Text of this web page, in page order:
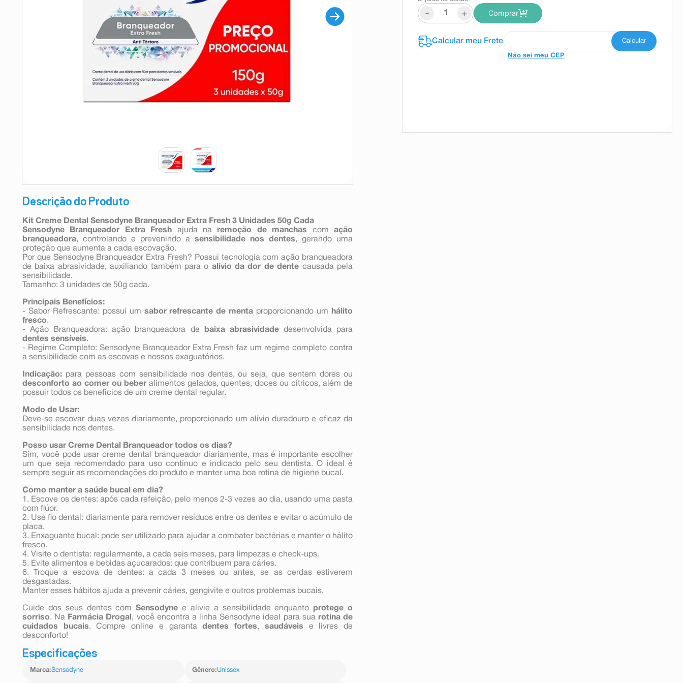
Descrição do Produto
Kit Creme Dental Sensodyne Branqueador Extra Fresh 3 Unidades 50g Cada
Sensodyne Branqueador Extra Fresh ajuda na remoção de manchas comação
branqueadora, controlando e prevenindo a sensibilidade nos dentes, gerando uma
proteção que aumenta a cada escovação.
Por que Sensodyne Branqueador Extra Fresh? Possui tecnologia com ação branqueadora
de baixa abrasividade, auxiliando também para o alívio da dor de dente causada pela
sensibilidade.
Tamanho: 3 unidades de 50g cada.
Principais Benefícios:
- Sabor Refrescante: possui um sabor refrescante de menta proporcionando um
hálito
fresco.
- Ação Branqueadora: ação branqueadora de
baixa abrasividadedesenvolvida para
dentes sensíveis.
- Regime Completo: Sensodyne Branqueador Extra Fresh faz um regime completo contra
a sensibilidade com as escovas e nossos exaguatórios.
Indicação: para pessoas com sensibilidade nos dentes, ou seja, que sentem dores ou
desconforto ao comer ou beberalimentos gelados, quentes, doces ou cítricos, além de
possuir todos os benefícios de um creme dental regular.
Modo de Usar:
Deve-se escovar duas vezes diariamente, proporcionado um alívio duradouro e eficaz da
sensibilidade nos dentes.
Posso usar Creme Dental Branqueador todos os dias?
Sim, você pode usar creme dental branqueador diariamente, mas é importante escolher
um que seja recomendado para uso contínuo e indicado pelo seu dentista. O ideal é
sempre seguir as recomendações do produto e manter uma boa rotina de higiene bucal.
Como manter a saúde bucal em dia?
1. Escove os dentes: após cada refeição, pelo menos 2-3 vezes ao dia, usando uma pasta
com flúor.
2. Use fio dental: diariamente para remover resíduos entre os dentes e evitar o acúmulo de
placa.
3. Enxaguante bucal: pode ser utilizado para ajudar a combater bactérias e manter o hálito
fresco.
4. Visite o dentista: regularmente, a cada seis meses, para limpezas e check-ups.
5. Evite alimentos e bebidas açucarados: que contribuem para cáries.
6. Troque a escova de dentes: a cada 3 meses ou antes, se as cerdas estiverem
desgastadas.
Manter esses hábitos ajuda a prevenir cáries, gengivite e outros problemas bucais.
Cuide dos seus dentes comSensodyne e alivie a sensibilidade enquanto protege o
sorriso. Na Farmácia Drogal , você encontra a linha Sensodyne ideal para sua rotina de
cuidados bucais. Compre online e garantadentes fortes, saudáveis e livres de
desconforto!
Especificações
Marca:Sensodyne Gênero:Unissex
- + Comprar
Não sei meu CEP
10ºshampoo